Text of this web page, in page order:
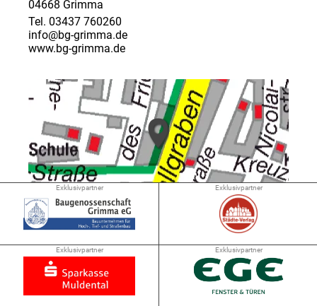
04668 Grimma
Tel. 03437 760260
info@bg-grimma.de
www.bg-grimma.de
➜ 0.4 km
Exklusivpartner Exklusivpartner
Exklusivpartner Exklusivpartner